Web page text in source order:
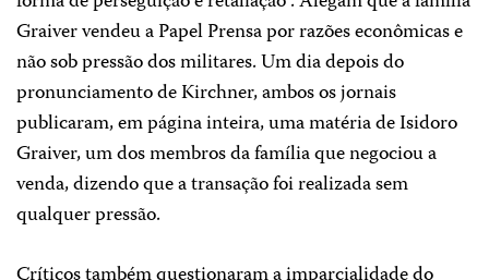
Graiver vendeu a Papel Prensa por razões econômicas e
não sob pressão dos militares. Um dia depois do
pronunciamento de Kirchner, ambos os jornais
publicaram, em página inteira, uma matéria de Isidoro
Graiver, um dos membros da família que negociou a
venda, dizendo que a transação foi realizada sem
qualquer pressão.